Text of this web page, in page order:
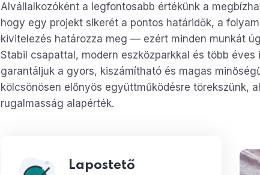
Alvállalkozóként a legfontosabb értékünk a
hogy egy projekt sikerét a pontos határidők, a
kivitelezés határozza meg — ezért minden munkát
Stabil csapattal, modern eszközparkkal és több
garantáljuk a gyors, kiszámítható és magas
kölcsönösen előnyös együttműködésre törekszünk,
rugalmasság alapérték.
Lapostető